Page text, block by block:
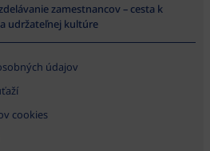
zamestnancov – cesta k
udržateľnej kultúre
údajov
cookies